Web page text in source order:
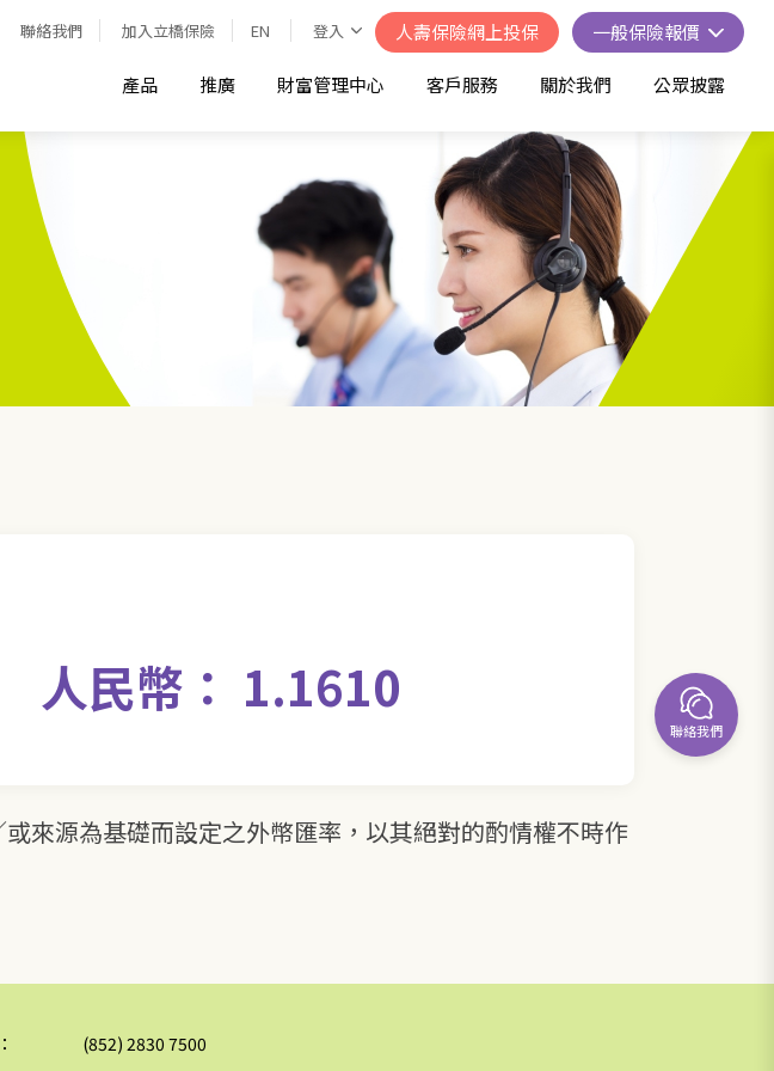
聯絡我們 加入立橋保險 EN 登入 人壽保險網上投保 一般保險報價
產品 推廣 財富管理中心 客戶服務 關於我們 公眾披露
人民幣： 1.1610
來源為基礎而設定之外幣匯率，以其絕對的酌情權不時作
(852) 2830 7500
聯絡我們